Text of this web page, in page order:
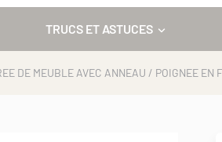
TRUCS ET ASTUCES